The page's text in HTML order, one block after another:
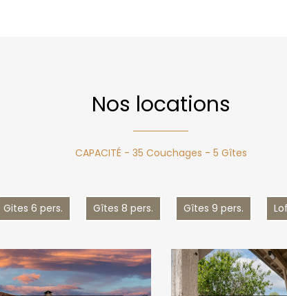
Nos locations
CAPACITÉ - 35 Couchages - 5 Gîtes
Gites 6 pers. Gîtes 8 pers. Gîtes 9 pers.